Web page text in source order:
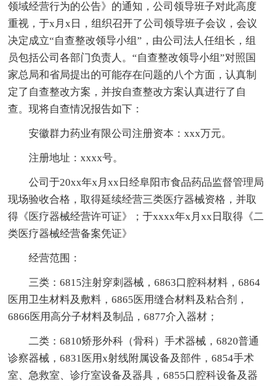
领域经营行为的公告》的通知，公司领导班子对此高度
重视，于x月x日，组织召开了公司领导班子会议，会议
决定成立“自查整改领导小组”，由公司法人任组长，组
员包括公司各部门负责人。“自查整改领导小组”对照国
家总局和省局提出的可能存在问题的八个方面，认真制
定了自查整改方案，并按自查整改方案认真进行了自
查。现将自查情况报告如下：
安徽群力药业有限公司注册资本：xxx万元。
注册地址：xxxx号。
公司于20xx年x月xx日经阜阳市食品药品监督管理局
现场验收合格，取得延续经营三类医疗器械资格，并取
得《医疗器械经营许可证》；于xxxx年x月xx日取得《二
类医疗器械经营备案凭证》
经营范围：
三类：6815注射穿刺器械，6863口腔科材料，6864
医用卫生材料及敷料，6865医用缝合材料及粘合剂，
6866医用高分子材料及制品，6877介入器材；
二类：6810矫形外科（骨科）手术器械，6820普通
诊察器械，6831医用x射线附属设备及部件，6854手术
室、急救室、诊疗室设备及器具，6855口腔科设备及器